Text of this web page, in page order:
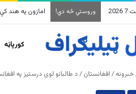
وروستي څه دي! په وینزویلا کې
کورپاڼه
خبرونه / افغانستان /د طالبانو لوی درستیز په